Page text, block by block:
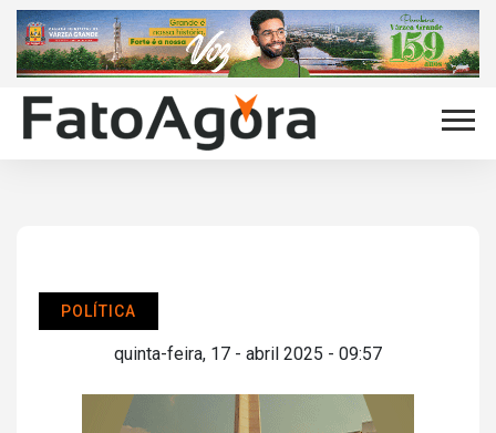
POLÍTICA
quinta-feira, 17 - abril 2025 - 09:57